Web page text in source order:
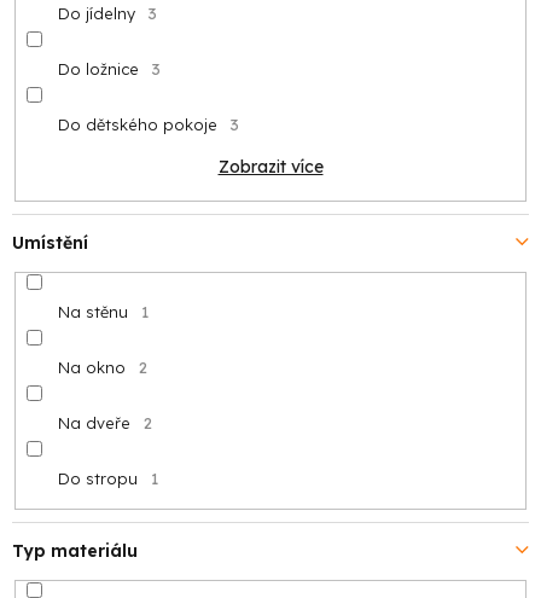
Do jídelny 3
Do ložnice 3
Do dětského pokoje 3
Zobrazit více
Umístění
Na stěnu 1
Na okno 2
Na dveře 2
Do stropu 1
Typ materiálu